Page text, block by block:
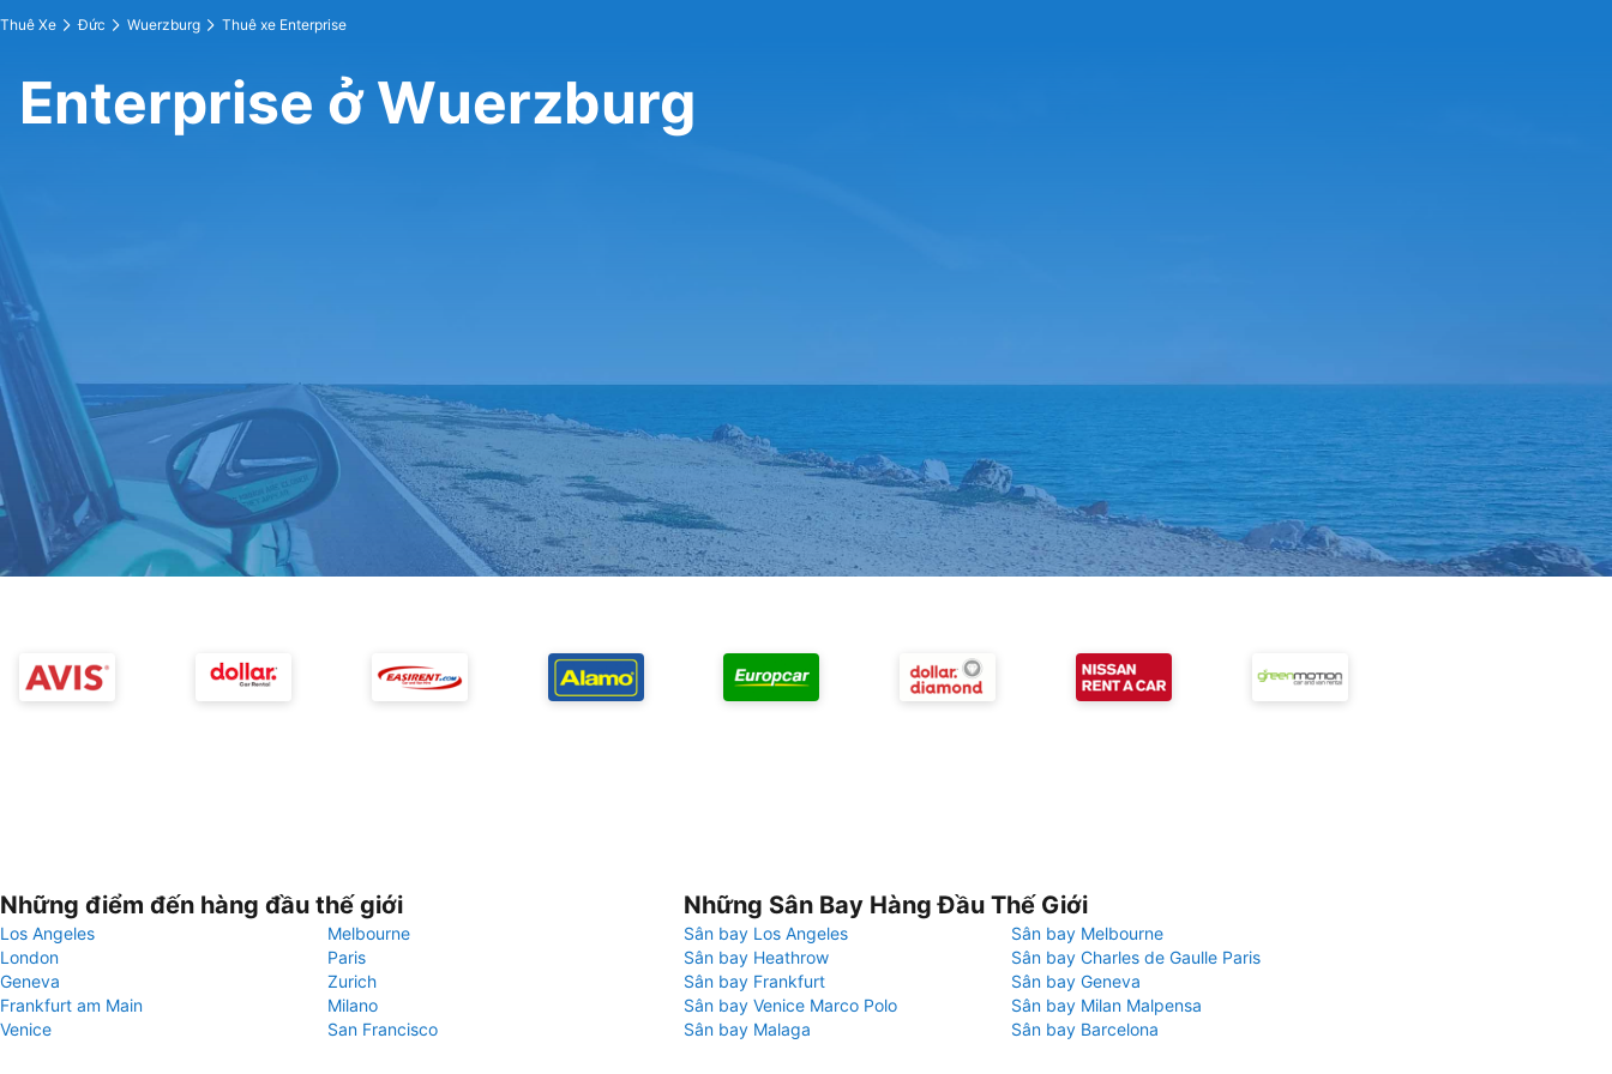
Thuê Xe Đức Wuerzburg Thuê xe Enterprise
Enterprise ở Wuerzburg
Những điểm đến hàng đầu thế giới
Los Angeles
Melbourne
London
Paris
Geneva
Zurich
Frankfurt am Main
Milano
Venice
San Francisco
Những Sân Bay Hàng Đầu Thế Giới
Sân bay Los Angeles
Sân bay Melbourne
Sân bay Heathrow
Sân bay Charles de Gaulle Paris
Sân bay Frankfurt
Sân bay Geneva
Sân bay Venice Marco Polo
Sân bay Milan Malpensa
Sân bay Malaga
Sân bay Barcelona